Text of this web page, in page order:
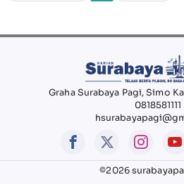
Graha Surabaya Pagi, Simo
0818581111
©2026